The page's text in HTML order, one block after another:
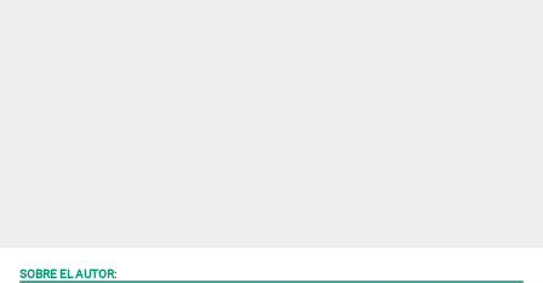
SOBRE EL AUTOR: